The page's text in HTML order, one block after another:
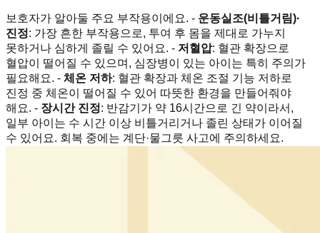
보호자가 알아둘 주요 부작용이에요. - 운동실조(비틀거림)·
진정: 가장 흔한 부작용으로, 투여 후 몸을 제대로 가누지
못하거나 심하게 졸릴 수 있어요. - 저혈압: 혈관 확장으로
혈압이 떨어질 수 있으며, 심장병이 있는 아이는 특히 주의가
필요해요. - 체온 저하: 혈관 확장과 체온 조절 기능 저하로
진정 중 체온이 떨어질 수 있어 따뜻한 환경을 만들어줘야
해요. - 장시간 진정: 반감기가 약 16시간으로 긴 약이라서,
일부 아이는 수 시간 이상 비틀거리거나 졸린 상태가 이어질
수 있어요. 회복 중에는 계단·물그릇 사고에 주의하세요.